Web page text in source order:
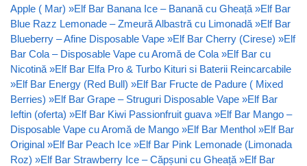
Apple ( Mar) »Elf Bar Banana Ice – Banană cu Gheață »Elf Bar
Blue Razz Lemonade – Zmeură Albastră cu Limonadă »Elf Bar
Blueberry – Afine Disposable Vape »Elf Bar Cherry (Cirese) »Elf
Bar Cola – Disposable Vape cu Aromă de Cola »Elf Bar cu
Nicotină »Elf Bar Elfa Pro & Turbo Kituri si Baterii Reincarcabile
»Elf Bar Energy (Red Bull) »Elf Bar Fructe de Padure ( Mixed
Berries) »Elf Bar Grape – Struguri Disposable Vape »Elf Bar
Ieftin (oferta) »Elf Bar Kiwi Passionfruit guava »Elf Bar Mango –
Disposable Vape cu Aromă de Mango »Elf Bar Menthol »Elf Bar
Original »Elf Bar Peach Ice »Elf Bar Pink Lemonade (Limonada
Roz) »Elf Bar Strawberry Ice – Căpșuni cu Gheață »Elf Bar